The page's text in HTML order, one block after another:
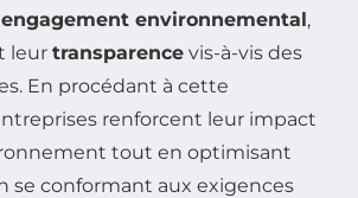
engagement environnemental,
leur transparence vis-à-vis des
En procédant à cette
renforcent leur impact
tout en optimisant
se conformant aux exigences